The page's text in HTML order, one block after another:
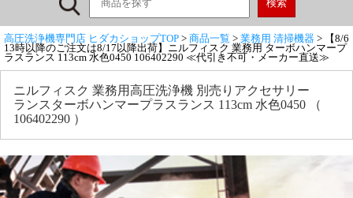
高圧洗浄機専門店 ヒダカショップTOP > 商品一覧 > 業務用 清掃機器 > 【8/6
13時以降のご注文は8/17以降出荷】ニルフィスク 業務用 ターボハンマープ
ラスランス 113cm 水色0450 106402290 ≪代引き不可・メーカー直送≫
ニルフィスク 業務用高圧洗浄機 別売りアクセサリー
ランスターボハンマープラスランス 113cm 水色0450 （
106402290 ）